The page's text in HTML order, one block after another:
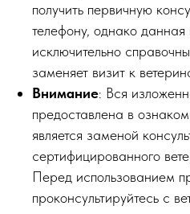
получить первичную
телефону, однако данная
исключительно
заменяет визит к
Внимание: Вся
предоставлена в
является заменой
сертифицированного
Перед использованием
проконсультируйтесь с